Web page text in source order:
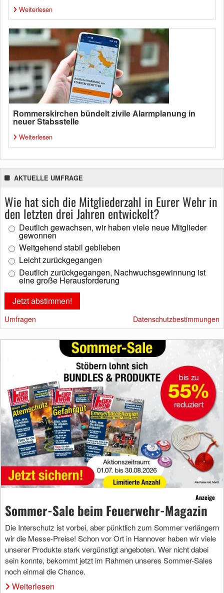
Weiterlesen
Rommerskirchen bündelt zivile Alarmplanung in
neuer Stabsstelle
Weiterlesen
AKTUELLE UMFRAGE
Wie hat sich die Mitgliederzahl in Eurer Wehr in
den letzten drei Jahren entwickelt?
Deutlich gewachsen, wir haben viele neue Mitglieder
gewonnen
Weitgehend stabil geblieben
Leicht zurückgegangen
Deutlich zurückgegangen, Nachwuchsgewinnung ist
eine große Herausforderung
Umfragen Datenschutzbestimmungen
Anzeige
Sommer-Sale beim Feuerwehr-Magazin
Die Interschutz ist vorbei, aber pünktlich zum Sommer verlängern
wir die Messe-Preise! Schon vor Ort in Hannover haben wir viele
unserer Produkte stark vergünstigt angeboten. Wer nicht dabei
sein konnte, bekommt jetzt im Rahmen unseres Sommer-Sales
noch einmal die Chance.
Weiterlesen